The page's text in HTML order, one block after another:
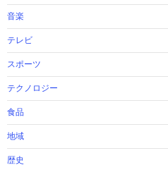
音楽
テレビ
スポーツ
テクノロジー
食品
地域
歴史